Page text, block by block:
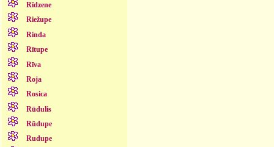
Rīdzene
Riežupe
Rinda
Rītupe
Rīva
Roja
Rosica
Rūdulis
Rūdupe
Rudupe